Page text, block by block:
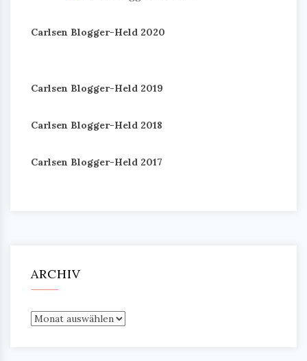
Carlsen Blogger-Held 2020
Carlsen Blogger-Held 2019
Carlsen Blogger-Held 2018
Carlsen Blogger-Held 2017
ARCHIV
Archiv